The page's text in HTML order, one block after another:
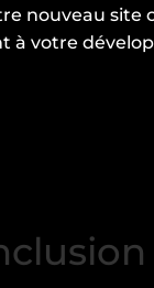
nouveau site
à votre